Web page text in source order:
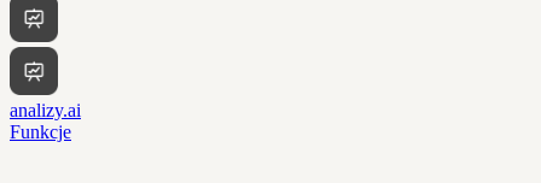
analizy.ai
Funkcje